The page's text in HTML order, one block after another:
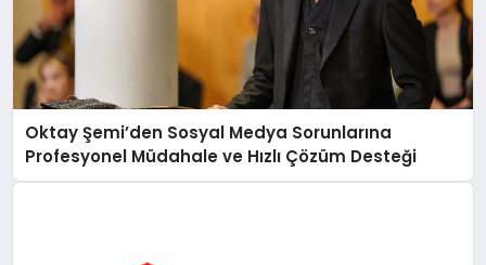
Oktay Şemi’den Sosyal Medya Sorunlarına
Profesyonel Müdahale ve Hızlı Çözüm Desteği